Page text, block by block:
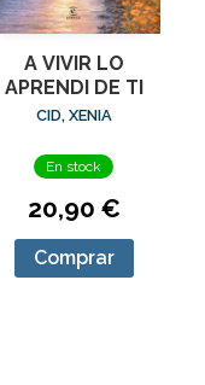
A VIVIR LO
APRENDI DE TI
CID, XENIA
En stock
20,90 €
Comprar